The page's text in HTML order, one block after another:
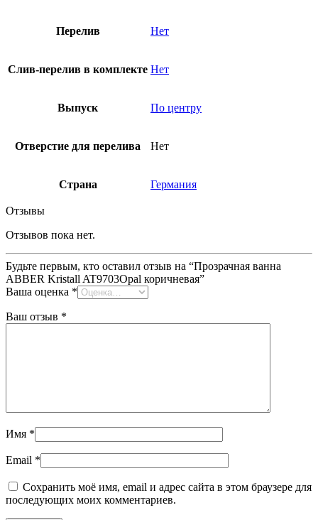
Перелив Нет
Слив-перелив в комплекте Нет
Выпуск По центру
Отверстие для перелива Нет
Страна Германия
Отзывы
Отзывов пока нет.
Будьте первым, кто оставил отзыв на “Прозрачная ванна
ABBER Kristall AT9703Opal коричневая”
Ваша оценка *
Ваш отзыв *
Имя *
Email *
Сохранить моё имя, email и адрес сайта в этом браузере для
последующих моих комментариев.